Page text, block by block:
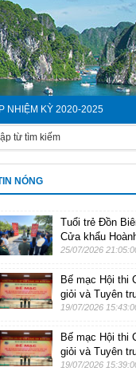
NHIỆM KỲ 2020-2025
CHỦ QUYỀN LÃNH THỔ,
NÓNG
Tuổi trẻ Đồn
Cửa khẩu
25/07/2026
Bế mạc Hội thi
giỏi và Tuyên
19/07/2026
Bế mạc Hội thi
giỏi và Tuyên
19/07/2026